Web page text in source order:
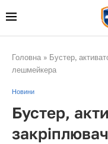
Головна » Бустер,
лешмейкера
Новини
Бустер,